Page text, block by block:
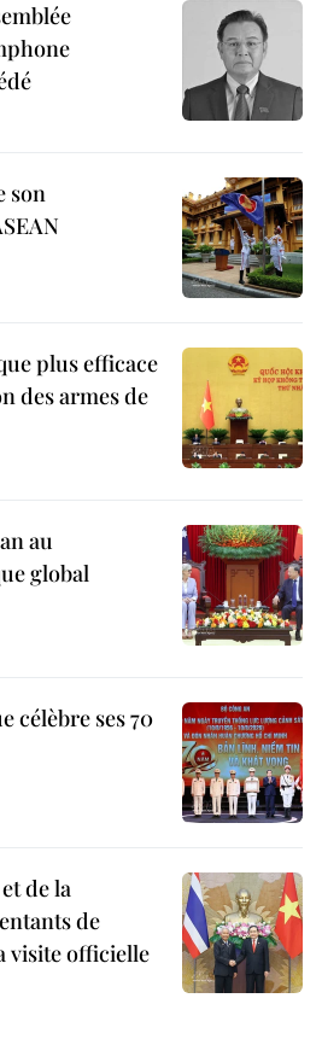
son
plus efficace
des armes de
au
global
célèbre ses 70
de la
de
visite officielle